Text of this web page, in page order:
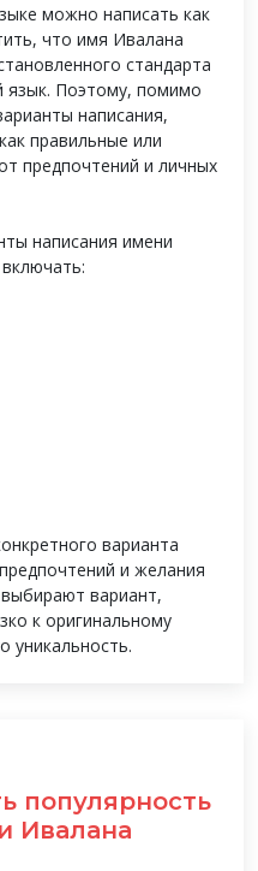
можно написать как
что имя Ивалана
стандарта
язык. Поэтому, помимо
написания,
правильные или
предпочтений и личных
написания имени
варианта
и желания
вариант,
к оригинальному
уникальность.
популярность
Ивалана